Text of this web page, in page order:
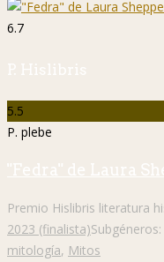
6.7
P. Hislibris
5.5
P. plebe
"Fedra" de Laura
Premio Hislibris literatura
2023 (finalista)Subgéneros:
mitología, Mitos